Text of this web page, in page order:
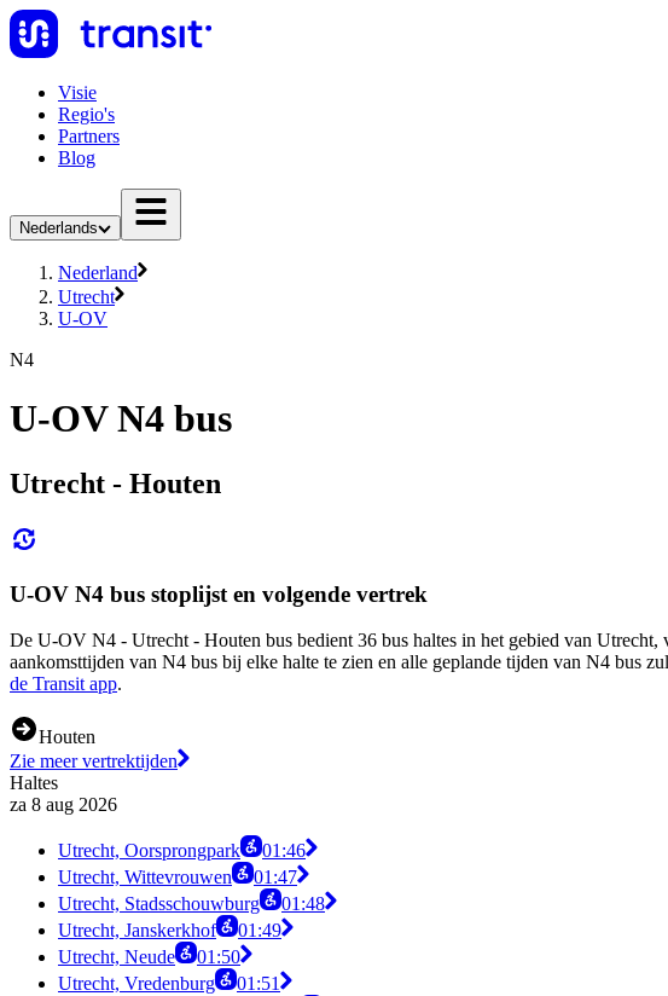
Visie
Regio's
Partners
Blog
Nederlands
Nederland
Utrecht
U-OV
N4
U-OV N4 bus
Utrecht - Houten
U-OV N4 bus stoplijst en volgende vertrek
De U-OV N4 - Utrecht - Houten bus bedient 36 bus haltes in het gebied van
aankomsttijden van N4 bus bij elke halte te zien en alle geplande tijden van N4 bus
de Transit app.
Houten
Zie meer vertrektijden
Haltes
za 8 aug 2026
Utrecht, Oorsprongpark
01:46
Utrecht, Wittevrouwen
01:47
Utrecht, Stadsschouwburg
01:48
Utrecht, Janskerkhof
01:49
Utrecht, Neude
01:50
Utrecht, Vredenburg
01:51